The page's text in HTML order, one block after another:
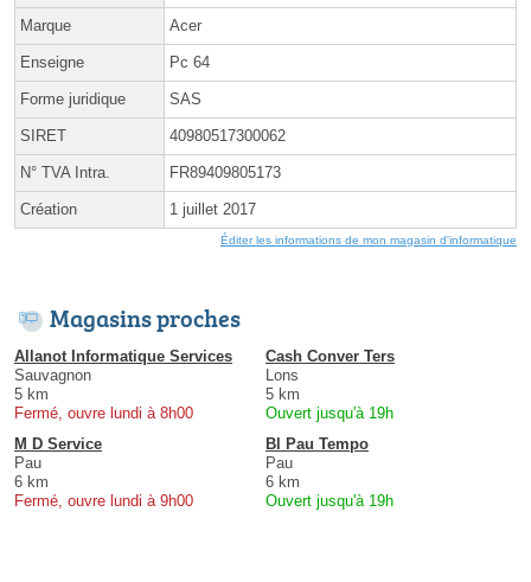
Marque Acer
Enseigne Pc 64
Forme juridique SAS
SIRET 40980517300062
N° TVA Intra. FR89409805173
Création 1 juillet 2017
Éditer les informations de mon magasin d'informatique
Magasins proches
Allanot Informatique Services
Sauvagnon
5 km
Fermé, ouvre lundi à 8h00
Cash Conver Ters
Lons
5 km
Ouvert jusqu'à 19h
M D Service
Pau
6 km
Fermé, ouvre lundi à 9h00
Bl Pau Tempo
Pau
6 km
Ouvert jusqu'à 19h